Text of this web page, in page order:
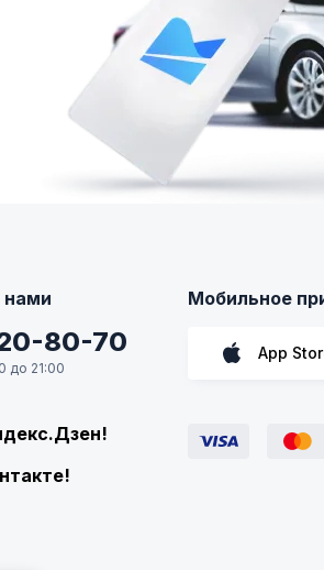
нами
80-70
до 21:00
Мобильное
App